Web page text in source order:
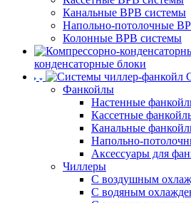
Канальные ВРВ системы
Напольно-потолочные
Колонные ВРВ системы
конденсаторные блоки
Фанкойлы
Настенные
Кассетные
Канальные
Напольно-
Аксессуары для
Чиллеры
С воздушным
С водяным